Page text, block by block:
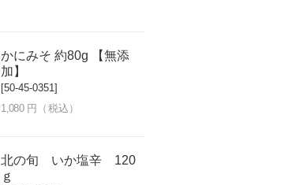
かにみそ 約80g 【無添
加】
[50-45-0351]
1,080 円（税込）
北の旬 いか塩辛 120
ｇ